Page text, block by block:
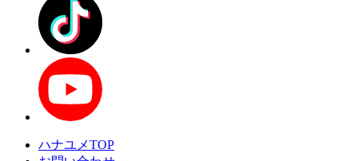
ハナユメTOP